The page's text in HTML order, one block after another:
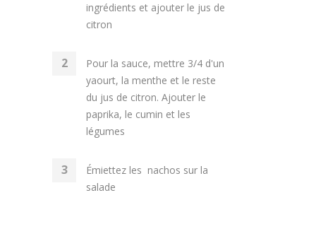
ingrédients et ajouter le jus de
citron
Pour la sauce, mettre 3/4 d'un
yaourt, la menthe et le reste
du jus de citron. Ajouter le
paprika, le cumin et les
légumes
Émiettez les nachos sur la
salade